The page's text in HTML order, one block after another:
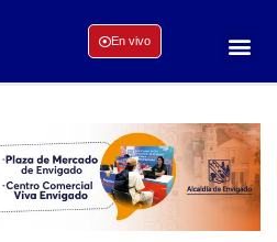
En vivo